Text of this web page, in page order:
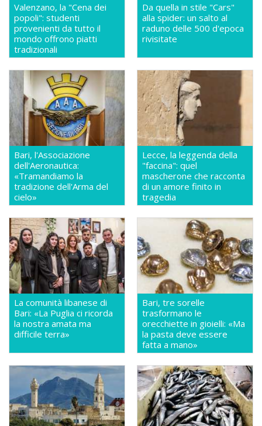
Valenzano, la "Cena dei
popoli": studenti
provenienti da tutto il
mondo offrono piatti
tradizionali
Da quella in stile "Cars"
alla spider: un salto al
raduno delle 500 d'epoca
rivisitate
Bari, l'Associazione
dell'Aeronautica:
«Tramandiamo la
tradizione dell'Arma del
cielo»
Lecce, la leggenda della
"faccina": quel
mascherone che racconta
di un amore finito in
tragedia
La comunità libanese di
Bari: «La Puglia ci ricorda
la nostra amata ma
difficile terra»
Bari, tre sorelle
trasformano le
orecchiette in gioielli: «Ma
la pasta deve essere
fatta a mano»